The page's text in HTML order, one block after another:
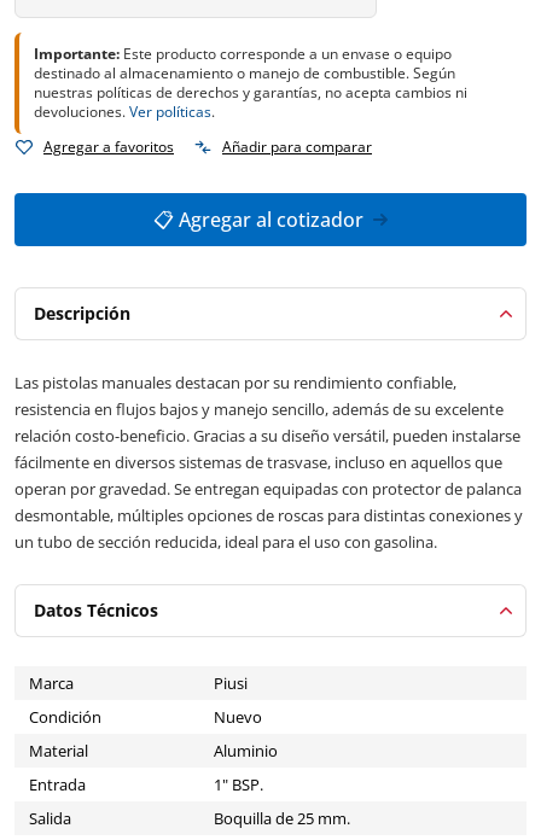
Importante: Este producto corresponde a un envase o equipo
destinado al almacenamiento o manejo de combustible. Según
nuestras políticas de derechos y garantías, no acepta cambios ni
devoluciones.Ver políticas.
Agregar a favoritos
Añadir para comparar
📋 Agregar al cotizador
Descripción
Las pistolas manuales destacan por su rendimiento confiable,
resistencia en flujos bajos y manejo sencillo, además de su excelente
relación costo-beneficio. Gracias a su diseño versátil, pueden instalarse
fácilmente en diversos sistemas de trasvase, incluso en aquellos que
operan por gravedad. Se entregan equipadas con protector de palanca
desmontable, múltiples opciones de roscas para distintas conexiones y
un tubo de sección reducida, ideal para el uso con gasolina.
Datos Técnicos
Marca
Piusi
Condición
Nuevo
Material
Aluminio
Entrada
1" BSP.
Salida
Boquilla de 25 mm.